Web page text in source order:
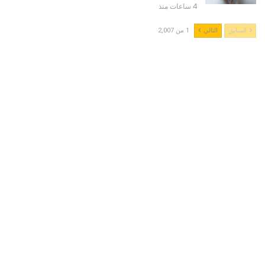
4 ساعات منذ
السابق التالي 1 من 2,007